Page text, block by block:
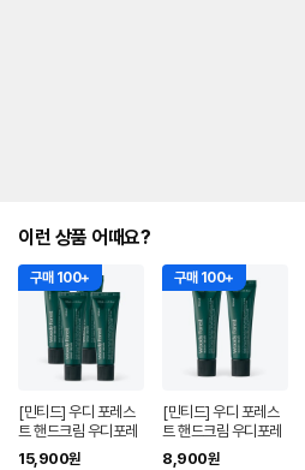
이런 상품 어때요?
구매 100+
[민티드] 우디 포레스
트 핸드크림 우디포레
스트, 30ml, 4개
15,900원
구매 100+
[민티드] 우디 포레스
트 핸드크림 우디포레
스트, 30ml, 2개
8,900원